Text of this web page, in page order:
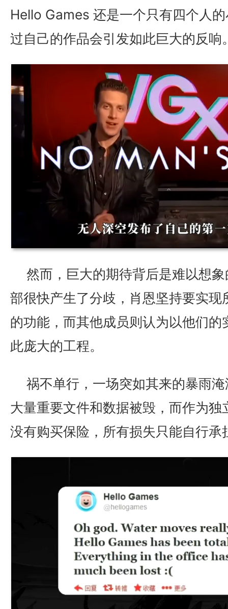
Hello Games 还是一个只有四个人
过自己的作品会引发如此巨大的反响
然而，巨大的期待背后是难以想
部很快产生了分歧，肖恩坚持要实现
的功能，而其他成员则认为以他们的
此庞大的工程。
祸不单行，一场突如其来的暴雨
大量重要文件和数据被毁，而作为独
没有购买保险，所有损失只能自行承